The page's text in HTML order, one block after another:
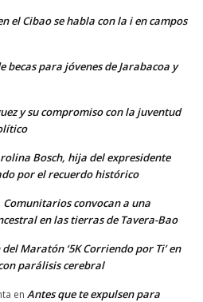
el Cibao se habla con la i en campos
becas para jóvenes de Jarabacoa y
y su compromiso con la juventud
Bosch, hija del expresidente
por el recuerdo histórico
Comunitarios convocan a una
en las tierras de Tavera-Bao
Maratón ‘5K Corriendo por Ti’ en
parálisis cerebral
en Antes que te expulsen para